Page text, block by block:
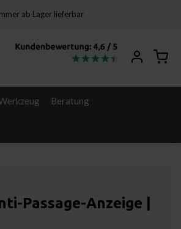
ab Lager lieferbar
Beratung
Passage-Anzeige |